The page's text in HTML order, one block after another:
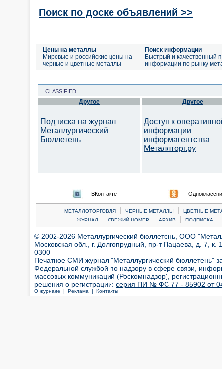
Поиск по доске объявлений >>
Цены на металлы
Мировые и российские цены на
черные и цветные металлы
Поиск информации
Быстрый и качественный
информации по рынку
CLASSIFIED
Другое
Подписка на журнал
Металлургический
Бюллетень
Другое
Доступ к
информации
информагентства
Металлторг.ру
ВКонтакте
МЕТАЛЛОТОРГОВЛЯ | ЧЕРНЫЕ МЕТАЛЛЫ |
ЦВЕТНЫЕ
ЖУРНАЛ
| СВЕЖИЙ НОМЕР | АРХИВ | ПОДПИСКА |
© 2002-2026 Металлургический бюллетень, ООО
Московская обл., г. Долгопрудный, пр-т Пацаева, д. 7,
0300
Печатное СМИ журнал "Металлургический бюллетень"
Федеральной службой по надзору в сфере связи,
массовых коммуникаций (Роскомнадзор),
решения о регистрации: серия ПИ № ФС 77 - 85902 от 04
О журнале | Реклама | Контакты